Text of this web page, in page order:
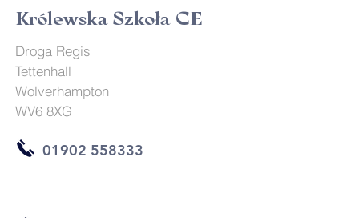
Królewska Szkoła CE
Droga Regis
Tettenhall
Wolverhampton
WV6 8XG
01902 558333